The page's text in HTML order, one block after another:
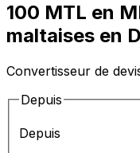
100 MTL en
maltaises en
Convertisseur de
Depuis
Depuis